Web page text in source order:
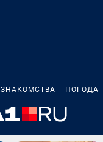
ЗНАКОМСТВА ПОГОДА